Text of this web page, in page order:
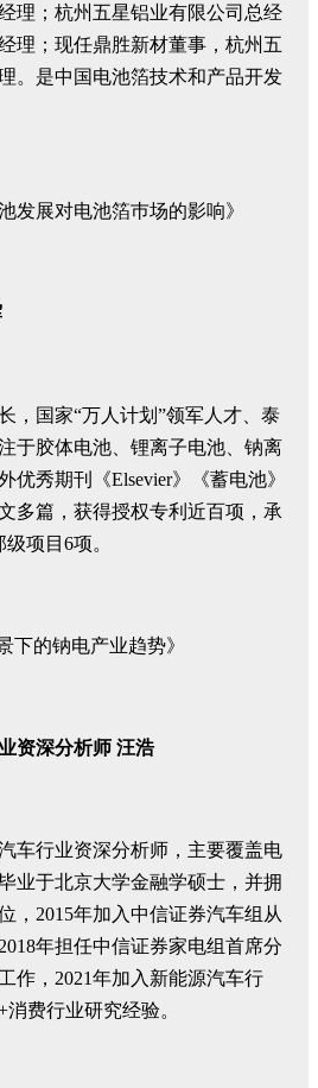
理；杭州五星铝业有限公司总经
理；现任鼎胜新材董事，杭州五
。是中国电池箔技术和产品开发
发展对电池箔巿场的影响》
，国家“万人计划”领军人才、泰
于胶体电池、锂离子电池、钠离
优秀期刊《Elsevier》《蓄电池》
多篇，获得授权专利近百项，承
项目6项。
下的钠电产业趋势》
资深分析师 汪浩
车行业资深分析师，主要覆盖电
业于北京大学金融学硕士，并拥
，2015年加入中信证券汽车组从
年担任中信证券家电组首席分
作，2021年加入新能源汽车行
费行业研究经验。